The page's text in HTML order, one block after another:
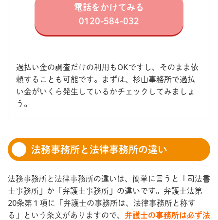
電話をかけてみる
0120-584-032
過払い金の調査だけの利用もOKですし、そのまま依
頼することも可能です。まずは、杉山事務所で過払
い金がいくら発生しているかチェックしてみましょ
う。
法務事務所と法律事務所の違い
法務事務所と法律事務所の違いは、簡単に言うと「司法書
士事務所」か「弁護士事務所」の違いです。弁護士法第
20条第１項に「弁護士の事務所は、法律事務所と称す
る」という条文がありますので、 弁護士の事務所は必ず法